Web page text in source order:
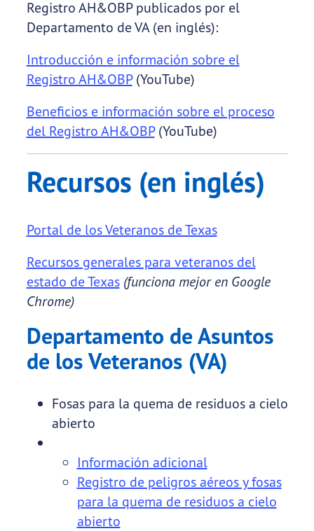
Registro AH&OBP publicados por el
Departamento de VA (en inglés):
Introducción e información sobre el
Registro AH&OBP(YouTube)
Beneficios e información sobre el proceso
del Registro AH&OBP(YouTube)
Recursos (en inglés)
Portal de los Veteranos de Texas
Recursos generales para veteranos del
estado de Texas (funciona mejor en Google
Chrome)
Departamento de Asuntos
de los Veteranos (VA)
Fosas para la quema de residuos a cielo
abierto
Información adicional
Registro de peligros aéreos y fosas
para la quema de residuos a cielo
abierto